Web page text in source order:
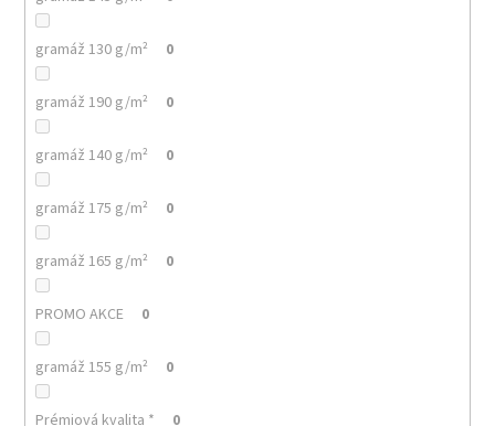
gramáž 130 g/m² 0
gramáž 190 g/m² 0
gramáž 140 g/m² 0
gramáž 175 g/m² 0
gramáž 165 g/m² 0
PROMO AKCE 0
gramáž 155 g/m² 0
Prémiová kvalita * 0